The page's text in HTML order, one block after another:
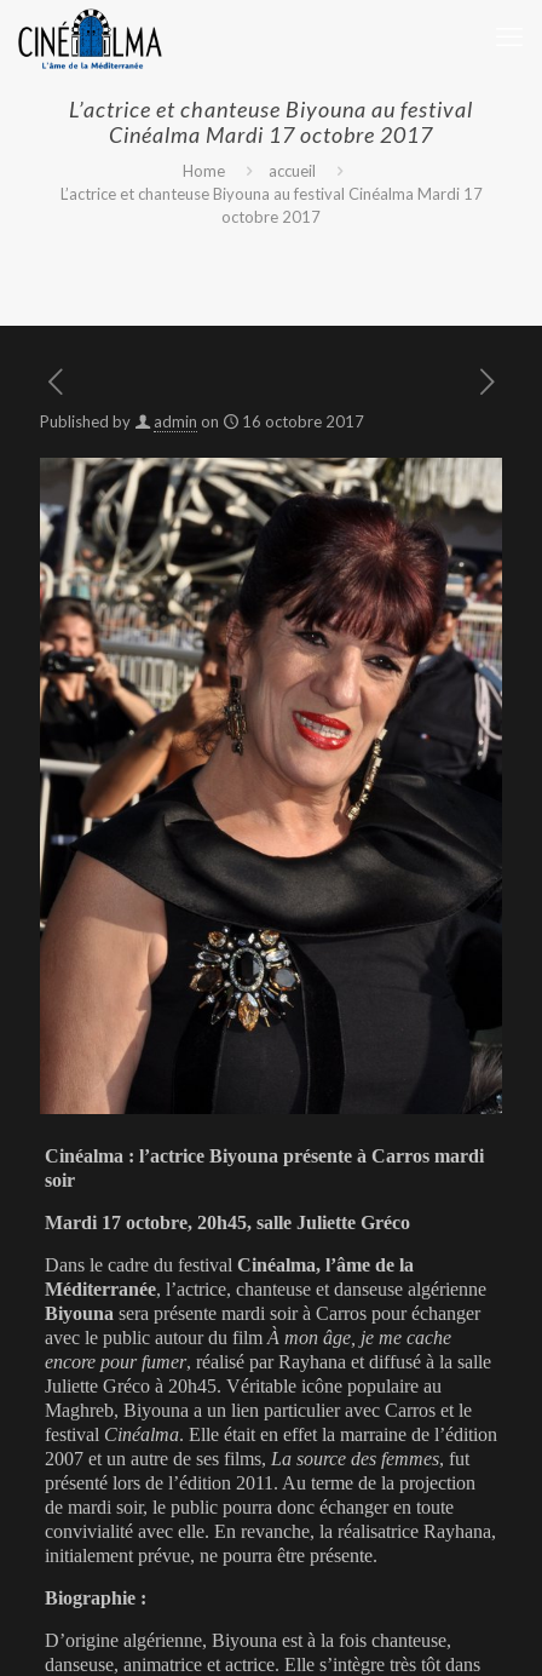
L’actrice et chanteuse Biyouna au festival
Cinéalma Mardi 17 octobre 2017
Home
accueil
L’actrice et chanteuse Biyouna au festival Cinéalma Mardi 17
octobre 2017
Published by admin on 16 octobre 2017
Cinéalma : l’actrice Biyouna présente à Carros mardi
soir
Mardi 17 octobre, 20h45, salle Juliette Gréco
Dans le cadre du festival Cinéalma, l’âme de la
Méditerranée, l’actrice, chanteuse et danseuse algérienne
Biyouna sera présente mardi soir à Carros pour échanger
avec le public autour du film À mon âge, je me cache
encore pour fumer, réalisé par Rayhana et diffusé à la salle
Juliette Gréco à 20h45. Véritable icône populaire au
Maghreb, Biyouna a un lien particulier avec Carros et le
festival Cinéalma. Elle était en effet la marraine de l’édition
2007 et un autre de ses films, La source des femmes, fut
présenté lors de l’édition 2011. Au terme de la projection
de mardi soir, le public pourra donc échanger en toute
convivialité avec elle. En revanche, la réalisatrice Rayhana,
initialement prévue, ne pourra être présente.
Biographie :
D’origine algérienne, Biyouna est à la fois chanteuse,
danseuse, animatrice et actrice. Elle s’intègre très tôt dans